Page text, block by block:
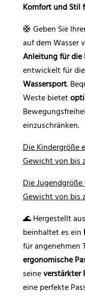
Komfort und Stil
🛟 Geben Sie
auf dem Wasser
Anleitung für die
entwickelt für die
Wassersport.
Weste bietet
einzuschränken.
Die Kindergröße
Gewicht von bis
Die
Gewicht von bis
🌊 Hergestellt
beinhaltet es ein
für angenehmen
ergonomische
seineverstärkter
eine perfekte